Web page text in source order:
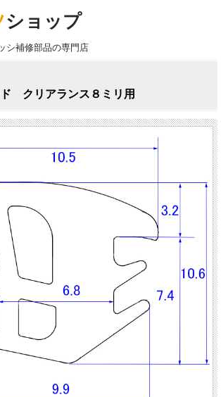
ショップ
シ補修部品の専門店
クリアランス８ミリ用